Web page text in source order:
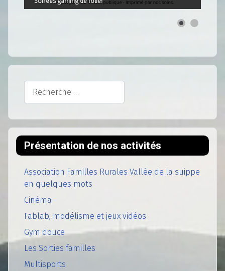
Rechercher
Présentation de nos activités
Association Familles Rurales Vallée de la suippe
en quelques mots
Cinéma
Fablab, modélisme et jeux vidéos
Gym douce
Les Sorties familles
Multisports